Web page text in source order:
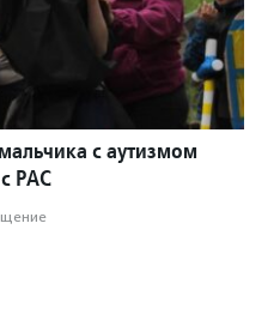
с аутизмом
РАС